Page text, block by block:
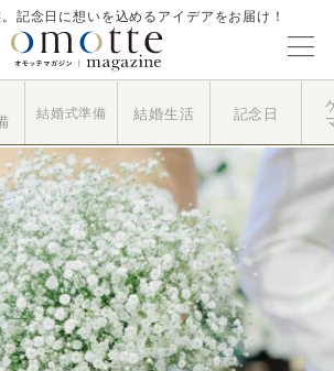
記念日に想いを込めるアイデアをお届け！
結婚式準備 結婚生活 記念日